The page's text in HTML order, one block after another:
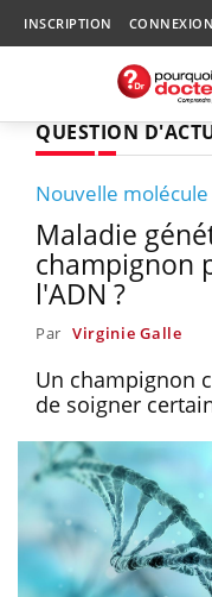
INSCRIPTION CONNEXION
QUESTION
Nouvelle molécule
Maladie
champignon
l'ADN ?
Par Virginie Galle
Un champignon
de soigner